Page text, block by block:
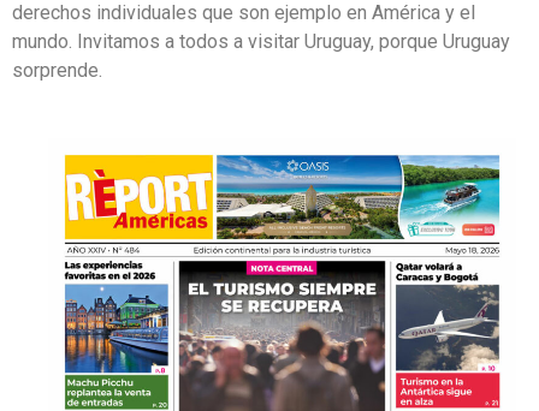
derechos individuales que son ejemplo en América y el
mundo. Invitamos a todos a visitar Uruguay, porque Uruguay
sorprende.